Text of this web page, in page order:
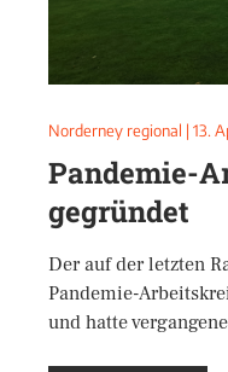
Norderney regional | 13.
Pandemie-
gegründet
Der auf der letzten
Pandemie-
und hatte